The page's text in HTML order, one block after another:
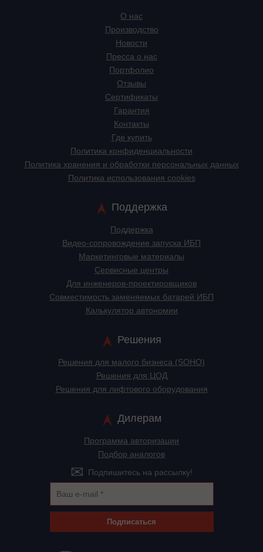
О нас
Производство
Новости
Пресса о нас
Портфолио
Отзывы
Сертификаты
Гарантия
Контакты
Где купить
Политика конфиденциальности
Политика хранения и обработки персональных данных
Политика использования cookies
Поддержка
Поддержка
Видео-сопровождение запуска ИБП
Маркетинговые материалы
Сервисные центры
Для инженеров-проектировщиков
Cовместимость заменяемых батарей ИБП
Калькулятор автономии
Решения
Решения для малого бизнеса (SOHO)
Решения для ЦОД
Решения для лифтового оборудования
Дилерам
Программа авторизации
Подбор аналогов
Подпишитесь на рассылку!
Подписаться